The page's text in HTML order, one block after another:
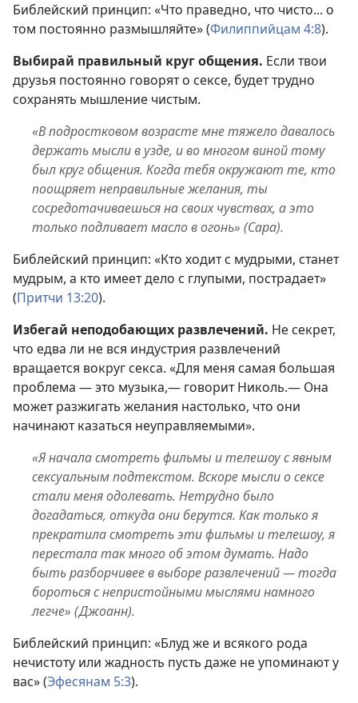
Библейский принцип: «Что праведно, что чисто... о
том постоянно размышляйте» (Филиппийцам 4:8).
Выбирай правильный круг общения. Если твои
друзья постоянно говорят о сексе, будет трудно
сохранять мышление чистым.
«В подростковом возрасте мне тяжело давалось
держать мысли в узде, и во многом виной тому
был круг общения. Когда тебя окружают те, кто
поощряет неправильные желания, ты
сосредотачиваешься на своих чувствах, а это
только подливает масло в огонь» (Сара).
Библейский принцип: «Кто ходит с мудрыми, станет
мудрым, а кто имеет дело с глупыми, пострадает»
(Притчи 13:20).
Избегай неподобающих развлечений. Не секрет,
что едва ли не вся индустрия развлечений
вращается вокруг секса. «Для меня самая большая
проблема — это музыка,— говорит Николь.— Она
может разжигать желания настолько, что они
начинают казаться неуправляемыми».
«Я начала смотреть фильмы и телешоу с явным
сексуальным подтекстом. Вскоре мысли о сексе
стали меня одолевать. Нетрудно было
догадаться, откуда они берутся. Как только я
прекратила смотреть эти фильмы и телешоу, я
перестала так много об этом думать. Надо
быть разборчивее в выборе развлечений — тогда
бороться с непристойными мыслями намного
легче» (Джоанн).
Библейский принцип: «Блуд же и всякого рода
нечистоту или жадность пусть даже не упоминают у
вас» (Эфесянам 5:3).